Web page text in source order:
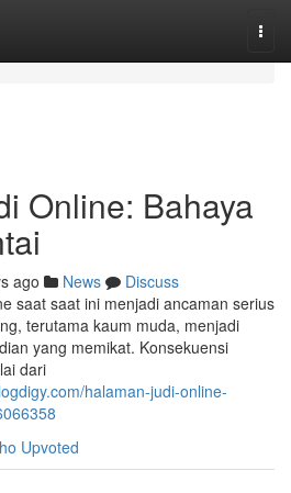
Online: Bahaya
ago News
Discuss
saat saat ini menjadi ancaman serius
terutama kaum muda, menjadi
yang memikat. Konsekuensi
dari
halaman-judi-online-
Upvoted